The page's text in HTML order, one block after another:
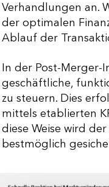
Verhandlungen an.
der optimalen
Ablauf der
In der Post-Merger-
geschäftliche,
zu steuern. Dies
mittels etablierten
diese Weise wird
bestmöglich